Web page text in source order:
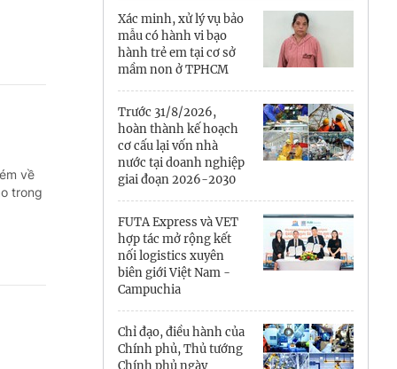
Cần Thơ
Điện Biên
Đắk Lắk
Đồng Nai
Đồng Tháp
Gia Lai
Hà Nội
Hồ Chí Minh
Hà Tĩnh
về
trong
Xác minh, xử lý vụ bảo
mẫu có hành vi bạo
hành trẻ em tại cơ sở
mầm non ở TPHCM
Trước 31/8/2026,
hoàn thành kế hoạch
cơ cấu lại vốn nhà
nước tại doanh nghiệp
giai đoạn 2026-2030
FUTA Express và VET
hợp tác mở rộng kết
nối logistics xuyên
biên giới Việt Nam -
Campuchia
Chỉ đạo, điều hành của
Chính phủ, Thủ tướng
Chính phủ ngày